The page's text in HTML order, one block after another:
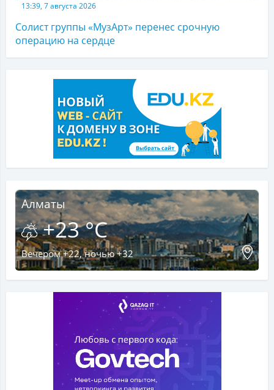
13:39, 7 августа 2026
Солист группы «МузАрт» перенес срочную
операцию на сердце
Алматы
+23 °C
Вечером +22, ночью +32